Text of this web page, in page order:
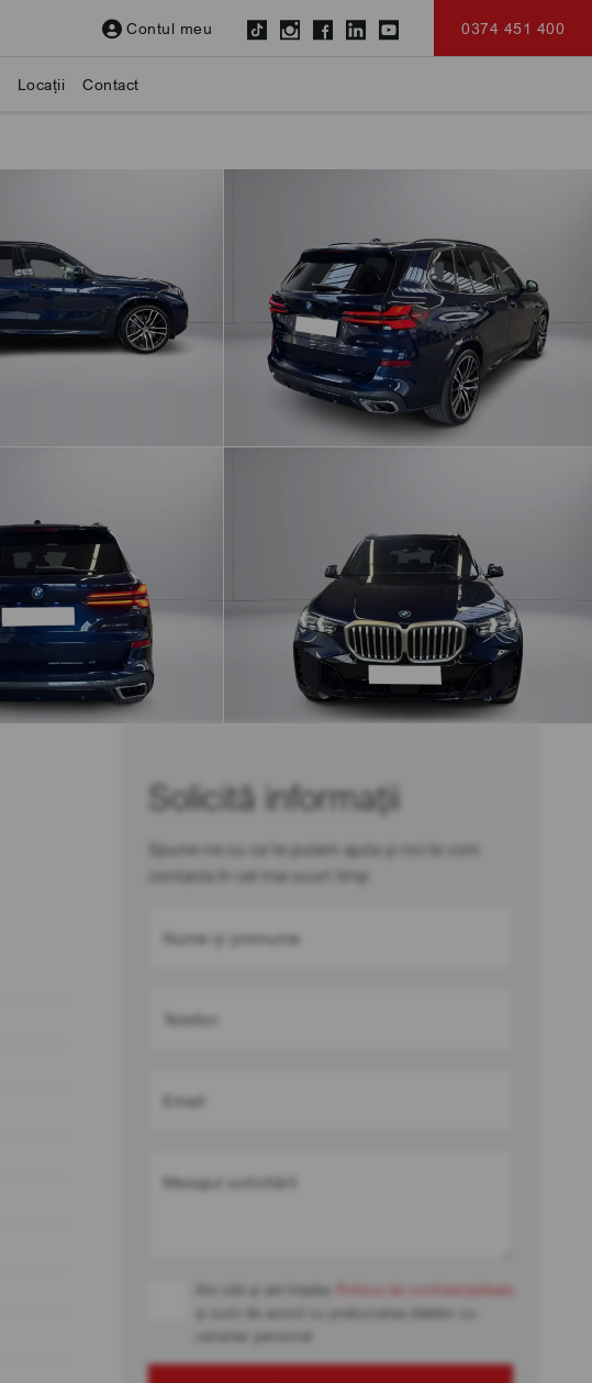
Contul meu 0374 451 400
Locații Contact
Solicită informații
Spune-ne cu ce te putem ajuta și noi te vom
contacta în cel mai scurt timp
Nume și prenume
Telefon
Email
Mesajul solicitării
Am citit și am înțeles
Politica de confidențialitate
și sunt de acord cu prelucrarea datelor cu
caracter personal